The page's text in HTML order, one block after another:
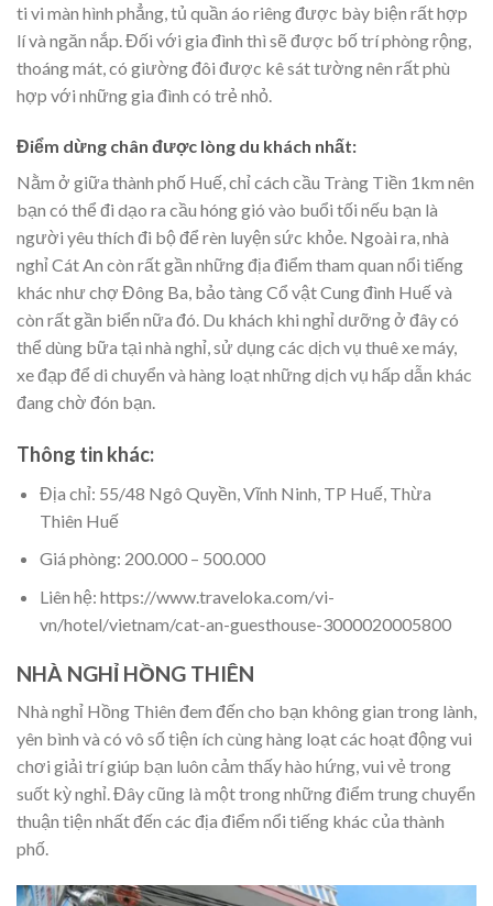
ti vi màn hình phẳng, tủ quần áo riêng được bày biện rất hợp
lí và ngăn nắp. Đối với gia đình thì sẽ được bố trí phòng rộng,
thoáng mát, có giường đôi được kê sát tường nên rất phù
hợp với những gia đình có trẻ nhỏ.
Điểm dừng chân được lòng du khách nhất:
Nằm ở giữa thành phố Huế, chỉ cách cầu Tràng Tiền 1km nên
bạn có thể đi dạo ra cầu hóng gió vào buổi tối nếu bạn là
người yêu thích đi bộ để rèn luyện sức khỏe. Ngoài ra, nhà
nghỉ Cát An còn rất gần những địa điểm tham quan nổi tiếng
khác như chợ Đông Ba, bảo tàng Cổ vật Cung đình Huế và
còn rất gần biển nữa đó. Du khách khi nghỉ dưỡng ở đây có
thể dùng bữa tại nhà nghỉ, sử dụng các dịch vụ thuê xe máy,
xe đạp để di chuyển và hàng loạt những dịch vụ hấp dẫn khác
đang chờ đón bạn.
Thông tin khác:
Địa chỉ: 55/48 Ngô Quyền, Vĩnh Ninh, TP Huế, Thừa
Thiên Huế
Giá phòng: 200.000 – 500.000
Liên hệ: https://www.traveloka.com/vi-
vn/hotel/vietnam/cat-an-guesthouse-3000020005800
NHÀ NGHỈ HỒNG THIÊN
Nhà nghỉ Hồng Thiên đem đến cho bạn không gian trong lành,
yên bình và có vô số tiện ích cùng hàng loạt các hoạt động vui
chơi giải trí giúp bạn luôn cảm thấy hào hứng, vui vẻ trong
suốt kỳ nghỉ. Đây cũng là một trong những điểm trung chuyển
thuận tiện nhất đến các địa điểm nổi tiếng khác của thành
phố.